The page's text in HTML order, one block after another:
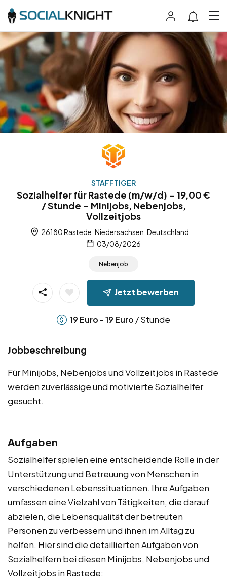
STAFFTIGER
Sozialhelfer für Rastede (m/w/d) – 19,00 €
/ Stunde – Minijobs, Nebenjobs,
Vollzeitjobs
26180 Rastede, Niedersachsen, Deutschland
03/08/2026
Nebenjob
Jetzt bewerben
19 Euro -19 Euro / Stunde
Jobbeschreibung
Für Minijobs, Nebenjobs und Vollzeitjobs in Rastede
werden zuverlässige und motivierte Sozialhelfer
gesucht.
Aufgaben
Sozialhelfer spielen eine entscheidende Rolle in der
Unterstützung und Betreuung von Menschen in
verschiedenen Lebenssituationen. Ihre Aufgaben
umfassen eine Vielzahl von Tätigkeiten, die darauf
abzielen, die Lebensqualität der betreuten
Personen zu verbessern und ihnen im Alltag zu
helfen. Hier sind die detaillierten Aufgaben von
Sozialhelfern bei diesen Minijobs, Nebenjobs und
Vollzeitjobs in Rastede: